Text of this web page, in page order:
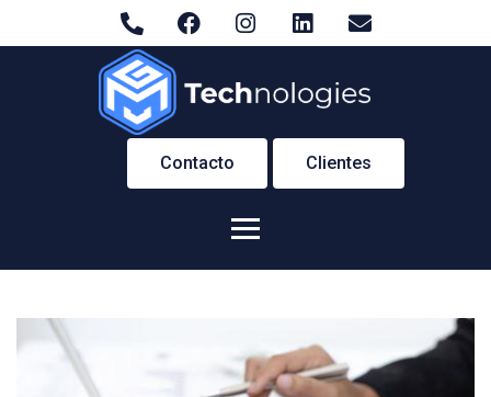
Contacto Clientes